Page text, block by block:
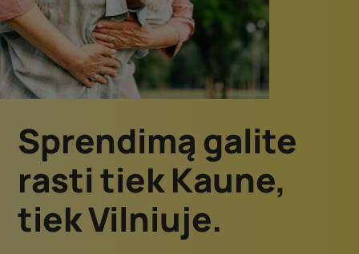
Sprendimą galite
rasti tiek Kaune,
tiek Vilniuje.